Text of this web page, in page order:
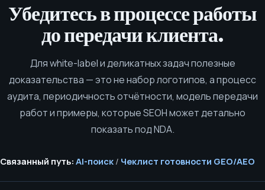
Убедитесь в процессе работы
до передачи клиента.
Для white-label и деликатных задач полезные
доказательства — это не набор логотипов, а процесс
аудита, периодичность отчётности, модель передачи
работ и примеры, которые SEOH может детально
показать под NDA.
Связанный путь: AI-поиск / Чеклист готовности GEO/AEO